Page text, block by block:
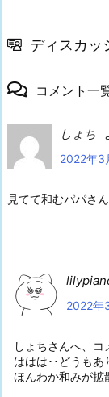
ディスカッ
コメント一
しょち
2022年3
見てて和むパパさ
2022年
しょちさんへ、コ
ははは･･どうも
ほんわか和みが拡